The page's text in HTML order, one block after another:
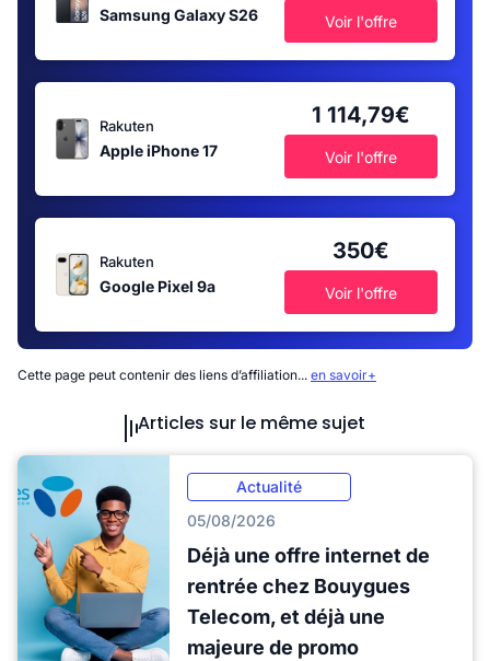
Samsung Galaxy S26 Voir l'offre
Rakuten
Apple iPhone 17
1 114,79€
Voir l'offre
Rakuten
Google Pixel 9a
350€
Voir l'offre
Cette page peut contenir des liens d’affiliation... en savoir+
Articles sur le même sujet
Actualité
05/08/2026
Déjà une offre internet de
rentrée chez Bouygues
Telecom, et déjà une
majeure de promo